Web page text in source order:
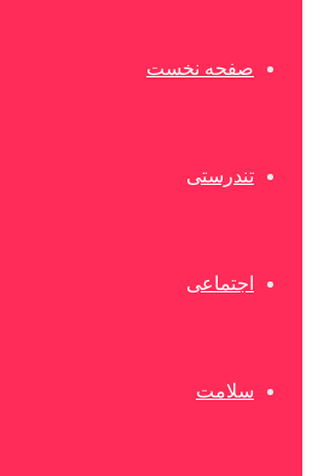
صفحه نخست
تندرستی
اجتماعی
سلامت